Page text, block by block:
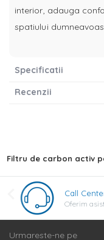
interior, adauga
spatiului
Specificatii
Recenzii
Filtru de carbon activ
Call
Oferim
Urmareste-ne pe